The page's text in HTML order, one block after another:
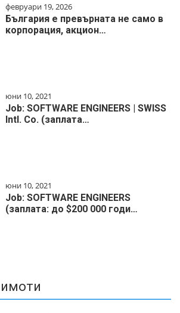
февруари 19, 2026
България е превърната не само в
корпорация, акцион…
юни 10, 2021
Job: SOFTWARE ENGINEERS | SWISS
Intl. Co. (заплата…
юни 10, 2021
Job: SOFTWARE ENGINEERS
(заплата: до $200 000 годи…